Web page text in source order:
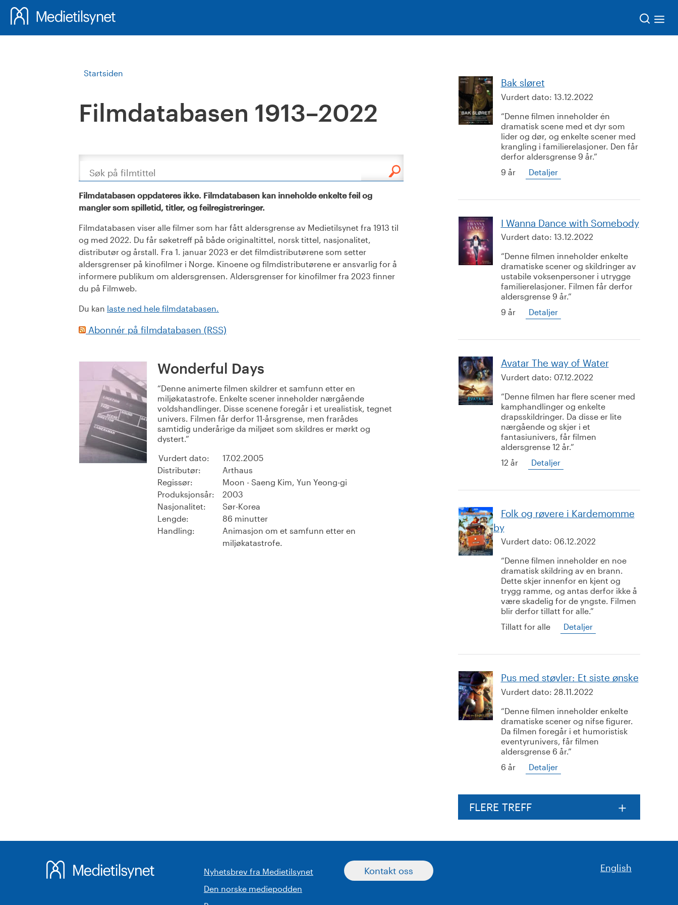
Startsiden
Filmdatabasen 1913–2022
Søk
Filmdatabasen oppdateres ikke. Filmdatabasen kan inneholde enkelte feil og
mangler som spilletid, titler, og feilregistreringer.
Filmdatabasen viser alle filmer som har fått aldersgrense av Medietilsynet fra 1913 til
og med 2022. Du får søketreff på både originaltittel, norsk tittel, nasjonalitet,
distributør og årstall. Fra 1. januar 2023 er det filmdistributørene som setter
aldersgrenser på kinofilmer i Norge. Kinoene og filmdistributørene er ansvarlig for å
informere publikum om aldersgrensen. Aldersgrenser for kinofilmer fra 2023 finner
du på Filmweb.
Du kan laste ned hele filmdatabasen.
Abonnér på filmdatabasen (RSS)
Wonderful Days
Denne animerte filmen skildrer et samfunn etter en
miljøkatastrofe. Enkelte scener inneholder nærgående
voldshandlinger. Disse scenene foregår i et urealistisk, tegnet
univers. Filmen får derfor 11-årsgrense, men frarådes
samtidig underårige da miljøet som skildres er mørkt og
dystert.
Vurdert dato:
17.02.2005
Distributør:
Arthaus
Regissør:
Moon - Saeng Kim, Yun Yeong-gi
Produksjonsår:
2003
Nasjonalitet:
Sør-Korea
Lengde:
86 minutter
Handling:
Animasjon om et samfunn etter en
miljøkatastrofe.
Bak sløret
Vurdert dato: 13.12.2022
Denne filmen inneholder én
dramatisk scene med et dyr som
lider og dør, og enkelte scener med
krangling i familierelasjoner. Den får
derfor aldersgrense 9 år.
9 år
Detaljer
I Wanna Dance with Somebody
Vurdert dato: 13.12.2022
Denne filmen inneholder enkelte
dramatiske scener og skildringer av
ustabile voksenpersoner i utrygge
familierelasjoner. Filmen får derfor
aldersgrense 9 år.
9 år
Detaljer
Avatar The way of Water
Vurdert dato: 07.12.2022
Denne filmen har flere scener med
kamphandlinger og enkelte
drapsskildringer. Da disse er lite
nærgående og skjer i et
fantasiunivers, får filmen
aldersgrense 12 år.
12 år
Detaljer
Folk og røvere i Kardemomme
by
Vurdert dato: 06.12.2022
Denne filmen inneholder en noe
dramatisk skildring av en brann.
Dette skjer innenfor en kjent og
trygg ramme, og antas derfor ikke å
være skadelig for de yngste. Filmen
blir derfor tillatt for alle.
Tillatt for alle
Detaljer
Pus med støvler: Et siste ønske
Vurdert dato: 28.11.2022
Denne filmen inneholder enkelte
dramatiske scener og nifse figurer.
Da filmen foregår i et humoristisk
eventyrunivers, får filmen
aldersgrense 6 år.
6 år
Detaljer
FLERE TREFF
Nyhetsbrev fra Medietilsynet
Den norske mediepodden
Kontakt oss English